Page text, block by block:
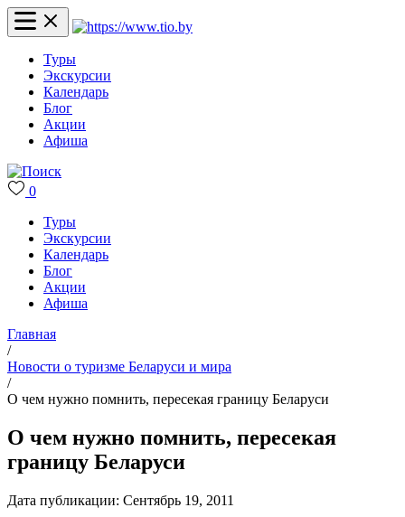
Туры
Экскурсии
Календарь
Блог
Акции
Афиша
0
Туры
Экскурсии
Календарь
Блог
Акции
Афиша
Главная
/
Новости о туризме Беларуси и мира
/
О чем нужно помнить, пересекая границу Беларуси
О чем нужно помнить, пересекая
границу Беларуси
Дата публикации: Сентябрь 19, 2011